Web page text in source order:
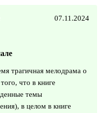
07.11.2024
трагичная мелодрама о
что в книге
темы
в целом в книге